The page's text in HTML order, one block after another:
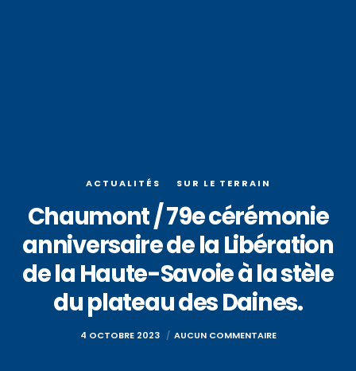
ACTUALITÉS SUR LE TERRAIN
Chaumont / 79e cérémonie
anniversaire de la Libération
de la Haute-Savoie à la stèle
du plateau des Daines.
4 OCTOBRE 2023 AUCUN COMMENTAIRE